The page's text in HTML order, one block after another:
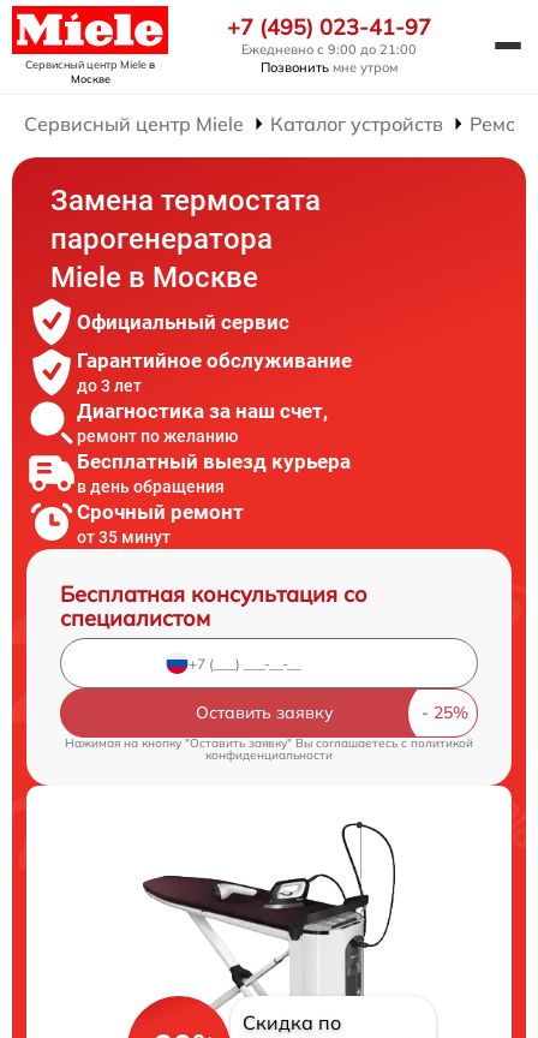
Сервисный центр Mieleв
Москве
+7 (495) 023-41-97
Ежедневно с 9:00 до 21:00
Позвонить мне утром
Сервисный центр Miele Каталог устройств
Замена термостата
парогенератора
Miele в Москве
Официальный сервис
Гарантийное обслуживание
до 3 лет
Диагностика за наш счет,
ремонт по желанию
Бесплатный выезд курьера
в день обращения
Срочный ремонт
от 35 минут
Бесплатная консультация со
специалистом
Оставить заявку
Нажимая на кнопку "Оставить заявку" Вы соглашаетесь cполитикой
конфиденциальности
Скидка по